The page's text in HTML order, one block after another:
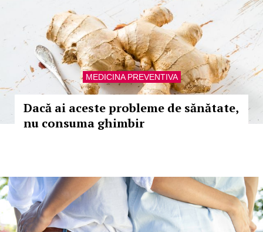
MEDICINA PREVENTIVA
Dacă ai aceste probleme de sănătate,
nu consuma ghimbir